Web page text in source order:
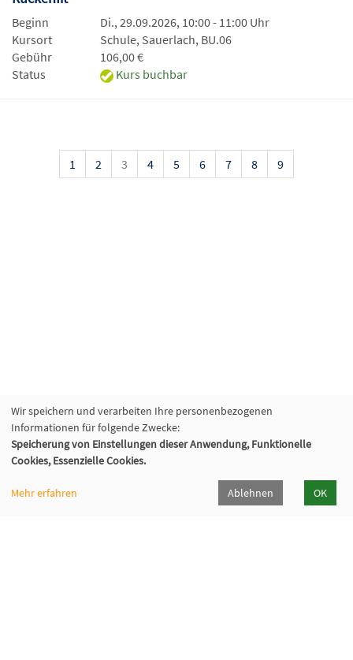
Beginn
Di., 29.09.2026, 10:00 - 11:00 Uhr
Kursort
Schule, Sauerlach, BU.06
Gebühr
106,00 €
Status
Kurs buchbar
1 2 3 4 5 6 7 8 9
Volkshochschule Sauerlach
+49 8104 668095
Wir speichern und verarbeiten Ihre personenbezogenen
Informationen für folgende Zwecke:
Speicherung von Einstellungen dieser Anwendung, Funktionelle
Cookies, Essenzielle Cookies.
Mehr erfahren Ablehnen OK